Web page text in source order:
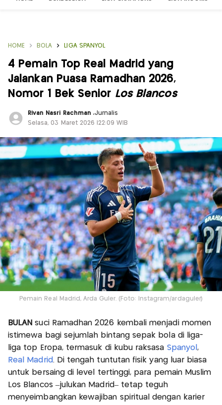
HOME BOLA LIGA SPANYOL
4 Pemain Top Real Madrid yang
Jalankan Puasa Ramadhan 2026,
Nomor 1 Bek Senior Los Blancos
Rivan Nasri Rachman ,Jurnalis
Selasa, 03 Maret 2026 |22:09 WIB
Pemain Real Madrid, Arda Guler. (Foto: Instagram/ardaguler)
BULANsuci Ramadhan 2026 kembali menjadi momen
istimewa bagi sejumlah bintang sepak bola di liga-
liga top Eropa, termasuk di kubu raksasa Spanyol ,
Real Madrid . Di tengah tuntutan fisik yang luar biasa
untuk bersaing di level tertinggi, para pemain Muslim
Los Blancos –julukan Madrid– tetap teguh
menyeimbangkan kewajiban spiritual dengan karier